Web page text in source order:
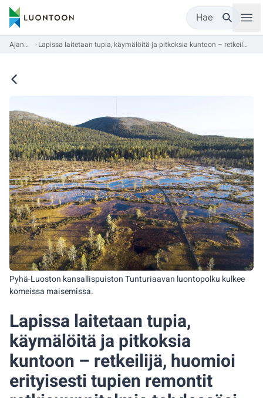
Hae
Ajankohtaista Lapissa laitetaan tupia, käymälöitä ja pitkoksia kuntoon – retkeilijä, huomioi erityisesti tupien remontit retkisuunnitelmia tehdessäsi
Pyhä-Luoston kansallispuiston Tunturiaavan luontopolku kulkee
komeissa maisemissa.
Lapissa laitetaan tupia,
käymälöitä ja pitkoksia
kuntoon – retkeilijä, huomioi
erityisesti tupien remontit